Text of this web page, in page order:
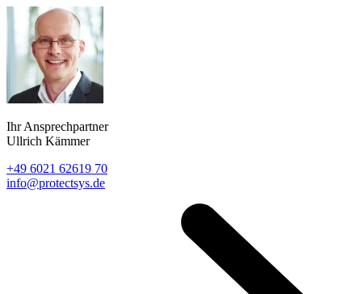
Ihr Ansprechpartner
Ullrich Kämmer
+49 6021 62619 70
info@protectsys.de